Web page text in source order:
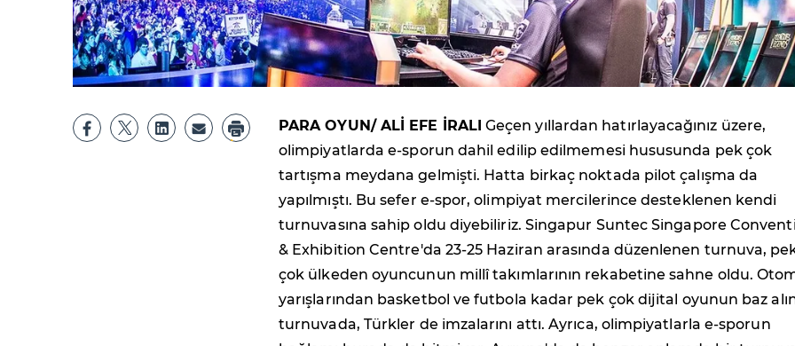
PARA OYUN/ ALİ EFE İRALI Geçen yıllardan hatırlayacağınız üzere,
olimpiyatlarda e-sporun dahil edilip edilmemesi hususunda pek çok
tartışma meydana gelmişti. Hatta birkaç noktada pilot çalışma da
yapılmıştı. Bu sefer e-spor, olimpiyat mercilerince desteklenen kendi
turnuvasına sahip oldu diyebiliriz. Singapur Suntec Singapore
& Exhibition Centre'da 23-25 Haziran arasında düzenlenen turnuva,
çok ülkeden oyuncunun millî takımlarının rekabetine sahne oldu.
yarışlarından basketbol ve futbola kadar pek çok dijital oyunun baz
turnuvada, Türkler de imzalarını attı. Ayrıca, olimpiyatlarla e-sporun